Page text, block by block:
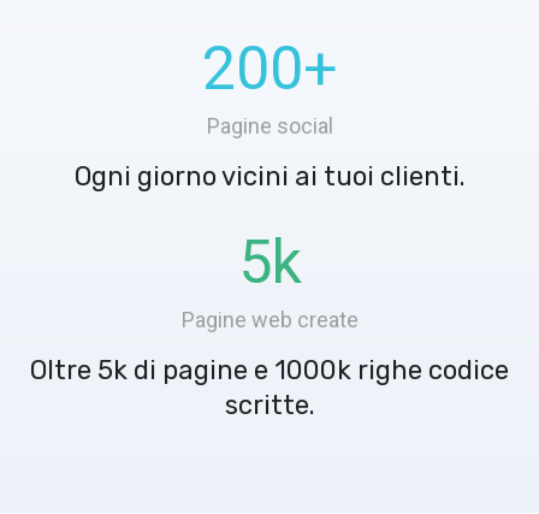
200+
Pagine social
Ogni giorno vicini ai tuoi clienti.
5k
Pagine web create
Oltre 5k di pagine e 1000k righe codice
scritte.